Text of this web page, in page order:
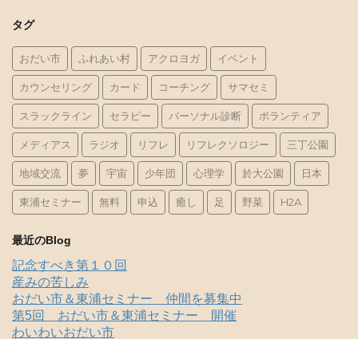
タグ
おだい市 ふれあい村 アクロヨガ イベント
カウンセリング カード コーチング サマセミ
スラックライン セラピー パーソナル診断 ボランティア
メディアス ラジオ リフレ リフレクソロジー 三丁公園
地域交流 夢 宇宙 少年団 心理学 於大公園 日本
東浦セミナー 無料 申込 癒し 足 野菜 H2A
最近のBlog
記念すべき第１０回
産みの苦しみ
おだい市＆東浦セミナー 仲間を募集中
第5回 おだい市＆東浦セミナー 開催
わいわいおだい市